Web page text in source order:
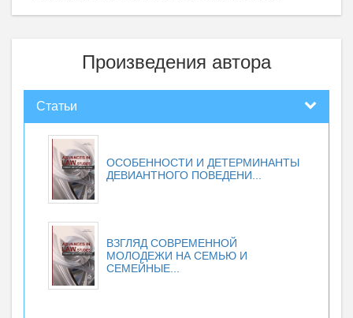
Произведения автора
Статьи
ОСОБЕННОСТИ И ДЕТЕРМИНАНТЫ
ДЕВИАНТНОГО ПОВЕДЕНИ...
ВЗГЛЯД СОВРЕМЕННОЙ
МОЛОДЕЖИ НА СЕМЬЮ И
СЕМЕЙНЫЕ...